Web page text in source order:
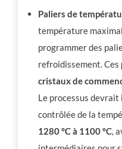
Paliers de
température
programmer des
refroidissement. Ces
cristaux de
Le processus
contrôlée de la
1280 °C à 1100 °C,